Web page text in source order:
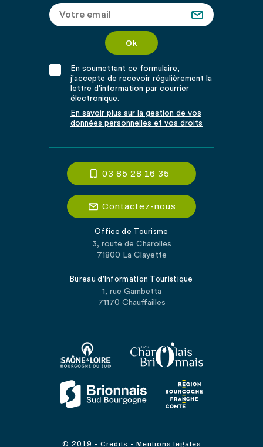
En soumettant ce formulaire,
j'accepte de recevoir régulièrement la
lettre d'information par courrier
électronique.
En savoir plus sur la gestion de vos
données personnelles et vos droits
03 85 28 16 35
Contactez-nous
Office de Tourisme
3, route de Charolles
71800 La Clayette
Bureau d'Information Touristique
1, rue Gambetta
71170 Chauffailles
© 2019 - Crédits - Mentions légales